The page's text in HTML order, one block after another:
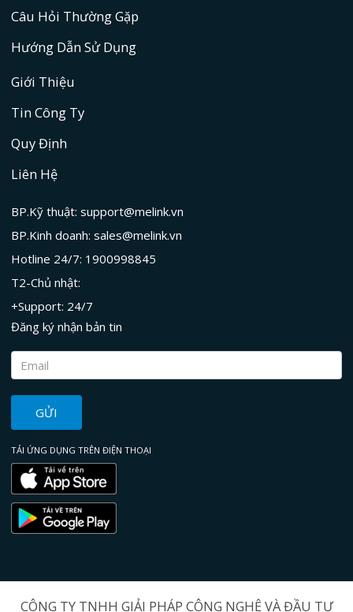
Câu Hỏi Thường Gặp
Hướng Dẫn Sử Dụng
Giới Thiệu
Tin Công Ty
Quy Định
Liên Hệ
BP.Kỹ thuật: support@melink.vn
BP.Kinh doanh: sales@melink.vn
Hotline 24/7: 1900998845
T2-Chủ nhật:
+Support: 24/7
Đăng ký nhận bản tin
GỬI
TẢI ỨNG DỤNG TRÊN ĐIỆN THOẠI
CÔNG TY TNHH GIẢI PHÁP CÔNG NGHỆ VÀ ĐẦU TƯ